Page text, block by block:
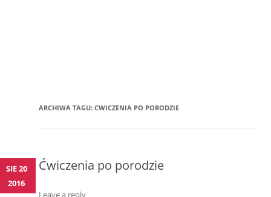
ARCHIWA TAGU: CWICZENIA PO PORODZIE
Ćwiczenia po porodzie
Leave a reply
SIE 20
2016